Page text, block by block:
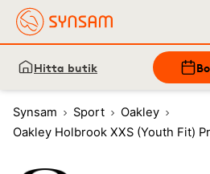
Hitta butik
Synsam Sport
Oakley
Oakley Holbrook XXS (Youth Fit)